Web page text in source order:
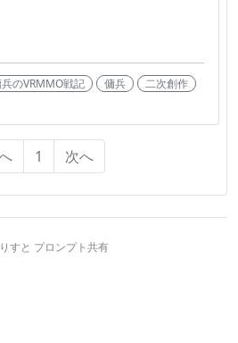
のVRMMO戦記 傭兵
二次創作
1 次へ
すと プロンプト共有